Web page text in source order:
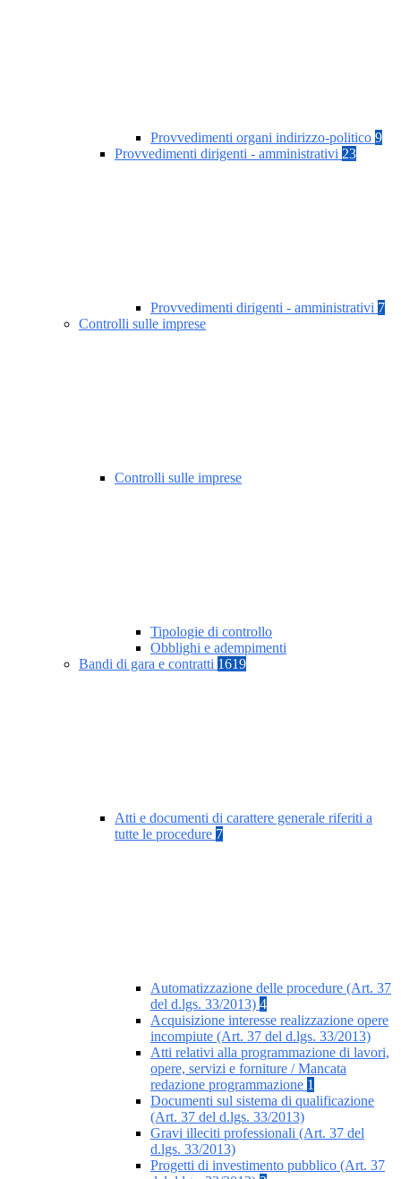
Provvedimenti organi indirizzo-politico 9
Provvedimenti dirigenti - amministrativi 23
Provvedimenti dirigenti - amministrativi 7
Controlli sulle imprese
Controlli sulle imprese
Tipologie di controllo
Obblighi e adempimenti
Bandi di gara e contratti 1619
Atti e documenti di carattere generale riferiti a
tutte le procedure 7
Automatizzazione delle procedure (Art. 37
del d.lgs. 33/2013) 4
Acquisizione interesse realizzazione opere
incompiute (Art. 37 del d.lgs. 33/2013)
Atti relativi alla programmazione di lavori,
opere, servizi e forniture / Mancata
redazione programmazione 1
Documenti sul sistema di qualificazione
(Art. 37 del d.lgs. 33/2013)
Gravi illeciti professionali (Art. 37 del
d.lgs. 33/2013)
Progetti di investimento pubblico (Art. 37